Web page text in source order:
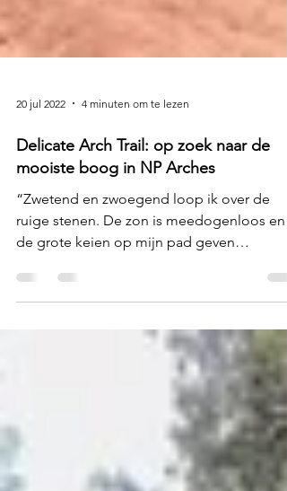
20 jul 2022 4 minuten om te lezen
Delicate Arch Trail: op zoek naar de
mooiste boog in NP Arches
“Zwetend en zwoegend loop ik over de
de grote keien op mijn pad geven
nauwelijks schaduw”. De...